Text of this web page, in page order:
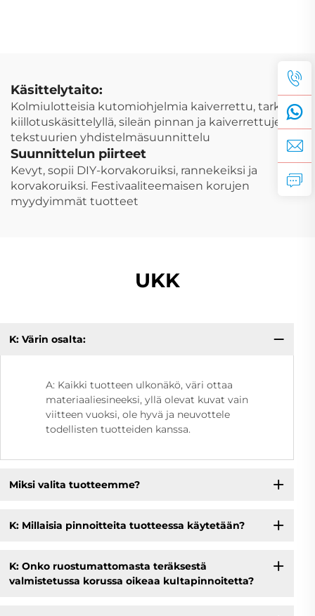
Käsittelytaito:
Kolmiulotteisia kutomiohjelmia kaiverrettu, tarkalla
kiillotuskäsittelyllä, sileän pinnan ja kaiverrettujen
tekstuurien yhdistelmäsuunnittelu
Suunnittelun piirteet
Kevyt, sopii DIY-korvakoruiksi, rannekeiksi ja
korvakoruiksi. Festivaaliteemaisen korujen
myydyimmät tuotteet
UKK
K: Värin osalta:
A: Kaikki tuotteen ulkonäkö, väri ottaa
materiaaliesineeksi, yllä olevat kuvat vain
viitteen vuoksi, ole hyvä ja neuvottele
todellisten tuotteiden kanssa.
Miksi valita tuotteemme?
K: Millaisia pinnoitteita tuotteessa käytetään?
K: Onko ruostumattomasta teräksestä
valmistetussa korussa oikeaa kultapinnoitetta?